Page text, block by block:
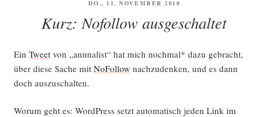
VERÖFFENTLICHT
DO., 11. NOVEMBER 2010
Kurz: Nofollow ausgeschaltet
Ein Tweetvon „ann­na­list“ hat mich noch­mal* dazu gebracht,
über die­se Sache mit NoFol­lownach­zu­den­ken, und es dann
doch auszuschalten.
Wor­um geht es: Word­Press setzt auto­ma­tisch jeden Link im